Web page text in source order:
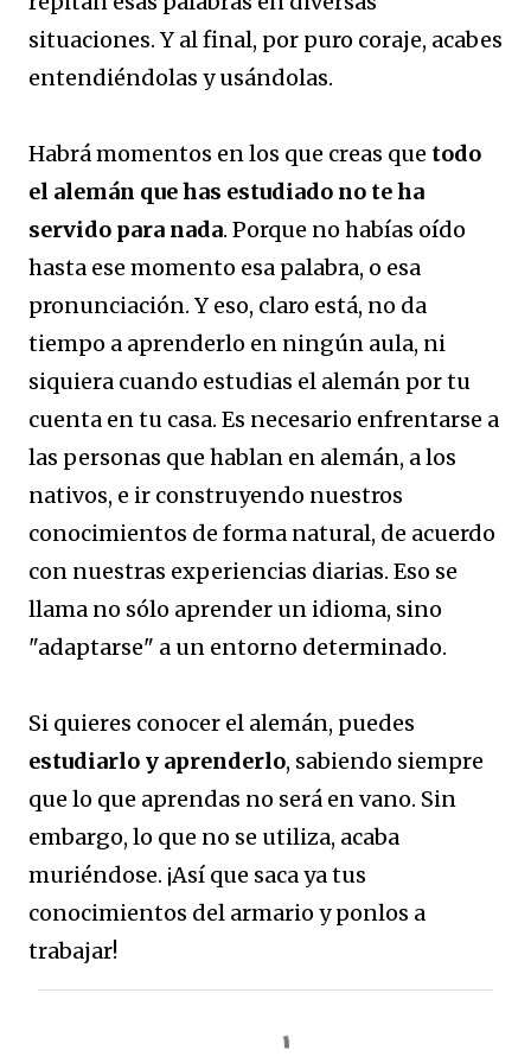
situaciones. Y al final, por puro coraje, acabes
entendiéndolas y usándolas.
Habrá momentos en los que creas que todo
el alemán que has estudiado no te ha
servido para nada. Porque no habías oído
hasta ese momento esa palabra, o esa
pronunciación. Y eso, claro está, no da
tiempo a aprenderlo en ningún aula, ni
siquiera cuando estudias el alemán por tu
cuenta en tu casa. Es necesario enfrentarse a
las personas que hablan en alemán, a los
nativos, e ir construyendo nuestros
conocimientos de forma natural, de acuerdo
con nuestras experiencias diarias. Eso se
llama no sólo aprender un idioma, sino
"adaptarse" a un entorno determinado.
Si quieres conocer el alemán, puedes
estudiarlo y aprenderlo, sabiendo siempre
que lo que aprendas no será en vano. Sin
embargo, lo que no se utiliza, acaba
muriéndose. ¡Así que saca ya tus
conocimientos del armario y ponlos a
trabajar!